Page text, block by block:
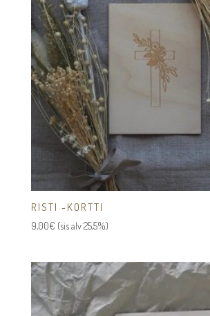
RISTI -KORTTI
9,00€ (sis alv 25,5%)